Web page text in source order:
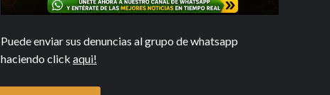
Puede enviar sus denuncias al grupo de whatsapp
haciendo click aqui!